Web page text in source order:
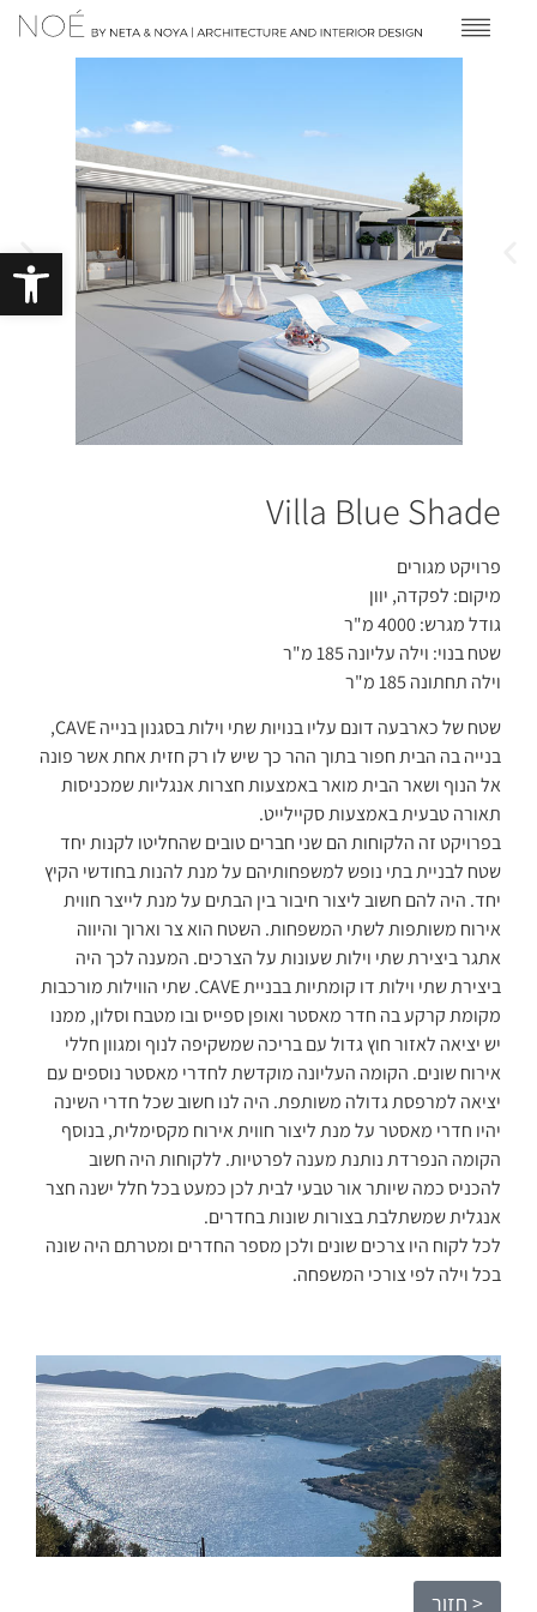
פתח
Villa Blue Shade
פרויקט מגורים
מיקום: לפקדה, יוון
גודל מגרש: 4000 מ"ר
שטח בנוי: וילה עליונה 185 מ"ר
וילה תחתונה 185 מ"ר
שטח של כארבעה דונם עליו בנויות שתי וילות בסגנון בנייה CAVE,
בנייה בה הבית חפור בתוך ההר כך שיש לו רק חזית אחת אשר פונה
אל הנוף ושאר הבית מואר באמצעות חצרות אנגליות שמכניסות
תאורה טבעית באמצעות סקיילייט.
בפרויקט זה הלקוחות הם שני חברים טובים שהחליטו לקנות יחד
שטח לבניית בתי נופש למשפחותיהם על מנת להנות בחודשי הקיץ
יחד. היה להם חשוב ליצור חיבור בין הבתים על מנת לייצר חווית
אירוח משותפות לשתי המשפחות. השטח הוא צר וארוך והיווה
אתגר ביצירת שתי וילות שעונות על הצרכים. המענה לכך היה
ביצירת שתי וילות דו קומתיות בבניית CAVE. שתי הווילות מורכבות
מקומת קרקע בה חדר מאסטר ואופן ספייס ובו מטבח וסלון, ממנו
יש יציאה לאזור חוץ גדול עם בריכה שמשקיפה לנוף ומגוון חללי
אירוח שונים. הקומה העליונה מוקדשת לחדרי מאסטר נוספים עם
יציאה למרפסת גדולה משותפת. היה לנו חשוב שכל חדרי השינה
יהיו חדרי מאסטר על מנת ליצור חווית אירוח מקסימלית, בנוסף
הקומה הנפרדת נותנת מענה לפרטיות. ללקוחות היה חשוב
להכניס כמה שיותר אור טבעי לבית לכן כמעט בכל חלל ישנה חצר
אנגלית שמשתלבת בצורות שונות בחדרים.
לכל לקוח היו צרכים שונים ולכן מספר החדרים ומטרתם היה שונה
בכל וילה לפי צורכי המשפחה.
< חזור